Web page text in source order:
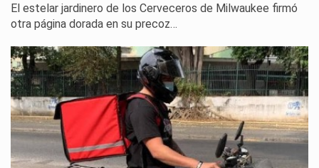
El estelar jardinero de los Cerveceros de Milwaukee firmó
otra página dorada en su precoz…